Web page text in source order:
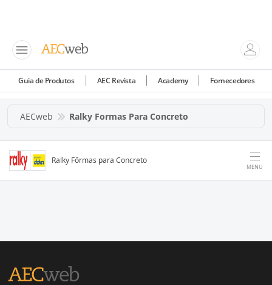
Guia de Produtos AEC Revista Academy Fornecedores
AECweb Ralky Formas Para Concreto
Ralky Fôrmas para Concreto
MENU